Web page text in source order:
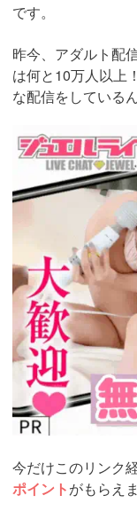
です。
昨今、アダルト配
は何と10万人以上
な配信をしているん
https://www.j-
live.tv/LiveChat/
今だけこのリンク
ポイントがもらえ